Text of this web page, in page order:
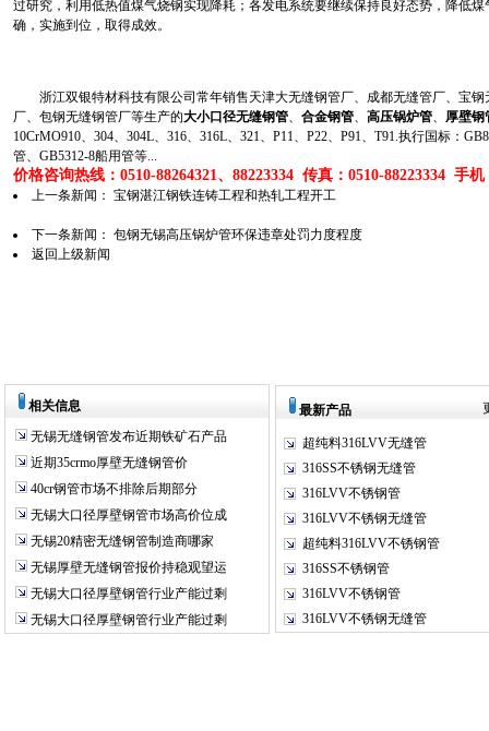
过研究，利用低热值煤气烧钢实现降耗；各发电系统要继续保持良好态势，降低
确，实施到位，取得成效。
浙江双银特材科技有限公司常年销售天津大无缝钢管厂、成都无缝管厂、宝钢
厂、包钢无缝钢管厂等生产的大小口径无缝钢管、 合金钢管、 高压锅炉管、
厚壁钢
10CrMO910、304、304L、316、316L、321、P11、P22、P91、T91.执行国标：
管、GB5312-8船用管等...
价格咨询热线：0510-88264321、88223334 传真：0510-88223334 手机
上一条新闻： 宝钢湛江钢铁连铸工程和热轧工程开工
下一条新闻： 包钢无锡高压锅炉管环保违章处罚力度程度
返回上级新闻
相关信息
无锡无缝钢管发布近期铁矿石产品
近期35crmo厚壁无缝钢管价
40cr钢管市场不排除后期部分
无锡大口径厚壁钢管市场高价位成
无锡20精密无缝钢管制造商哪家
无锡厚壁无缝钢管报价持稳观望运
无锡大口径厚壁钢管行业产能过剩
无锡大口径厚壁钢管行业产能过剩
最新产品
超纯料316LVV无缝管
316SS不锈钢无缝管
316LVV不锈钢管
316LVV不锈钢无缝管
超纯料316LVV不锈钢管
316SS不锈钢管
316LVV不锈钢管
316LVV不锈钢无缝管